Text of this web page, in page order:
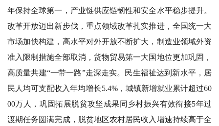
年保持全球第一，产业链供应链韧性和安全水平稳步提升。
改革开放迈出新步伐，重点领域改革扎实推进，全国统一大
市场加快构建，高水平对外开放不断扩大，制造业领域外资
准入限制措施全部取消，货物贸易第一大国地位更加巩固，
高质量共建“一带一路”走深走实。民生福祉达到新水平，居
民人均可支配收入年均增长5.4%，城镇新增就业累计超过60
00万人，巩固拓展脱贫攻坚成果同乡村振兴有效衔接5年过
渡期任务圆满完成，脱贫地区农村居民收入增速持续高于全